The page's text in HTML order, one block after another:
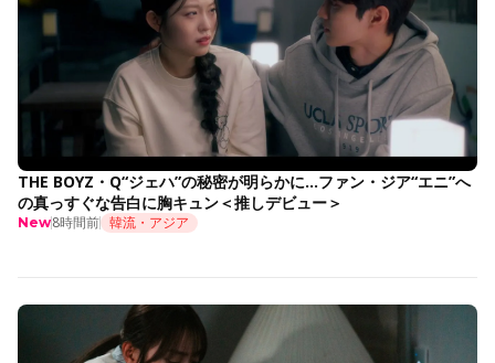
THE BOYZ・Q“ジェハ”の秘密が明らかに…ファン・ジア“エニ”へ
の真っすぐな告白に胸キュン＜推しデビュー＞
New8時間前 韓流・アジア